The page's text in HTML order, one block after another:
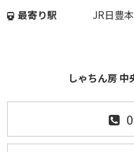
最寄り駅
JR日豊
しゃちん房 中